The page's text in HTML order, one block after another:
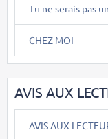
Tu ne serais pas
CHEZ MOI
AVIS AUX
AVIS AUX